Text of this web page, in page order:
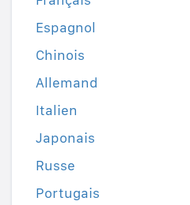
Espagnol
Chinois
Allemand
Italien
Japonais
Russe
Portugais